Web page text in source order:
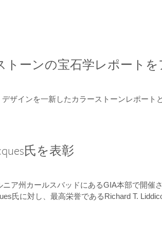
トーンの宝石学レポート
ザインを一新したカラーストーンレポート
氏を表彰
ニア州カールスバッドにあるGIA本部で開催
氏に対し、最高栄誉であるRichard T.